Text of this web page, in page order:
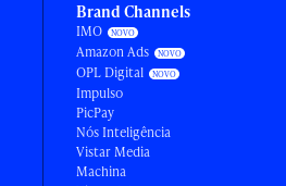
Brand Channels
IMO
Amazon Ads
OPL Digital
Impulso
PicPay
Nós Inteligência
Vistar Media
Machina